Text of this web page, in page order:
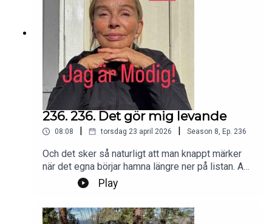
236. 236. Det gör mig levande
08:08 | torsdag 23 april 2026 | Season 8, Ep. 236
Och det sker så naturligt att man knappt märker
när det egna börjar hamna längre ner på listan. Av
vana. Av kärlek.Jag blir påmind om att
egenomsorg inte är en lyx. Det är en
nödvändighet.Foto: PrivatProduktion, redigering
och klipp: Heli BrewitzMusik: Lic. NEO
Play